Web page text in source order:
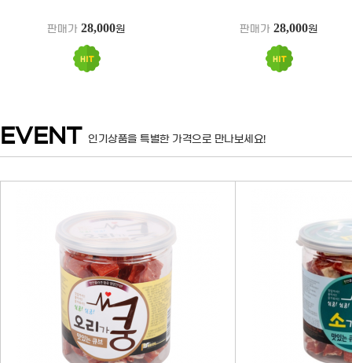
판매가 28,000원 판매가 28,000원
EVENT 인기상품을 특별한 가격으로 만나보세요!